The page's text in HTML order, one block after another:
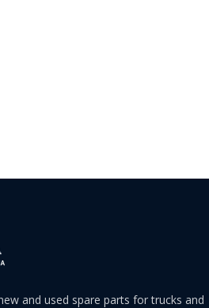
and used spare parts for trucks and